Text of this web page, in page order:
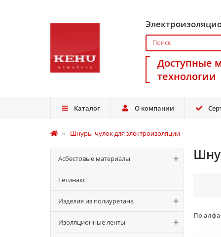
Доступные
технологии
Каталог О компании
Шнуры-чулок для электроизоляции
Асбестовые материалы
Гетинакс
Изделия из полиуретана
Изоляционные ленты
По